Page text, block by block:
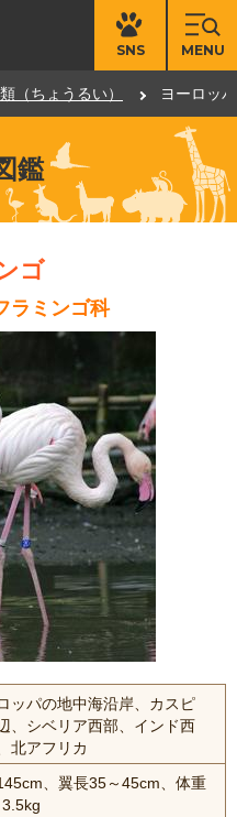
SNS MENU
（ちょうるい） ヨーロッ
鑑
ゴ
ラミンゴ科
ッパの地中海沿岸、カスピ
、シベリア西部、インド西
北アフリカ
、翼長35～45cm、体重